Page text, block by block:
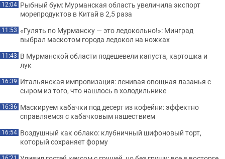
12:04 Рыбный бум: Мурманская область увеличила экспорт
морепродуктов в Китай в 2,5 раза
11:53 «Гулять по Мурманску — это ледокольно!»: Минград
выбрал маскотом города ледокол на ножках
11:43 В Мурманской области подешевели капуста, картошка и
лук
16:39 Итальянская импровизация: ленивая овощная лазанья с
сыром из того, что нашлось в холодильнике
16:36 Маскируем кабачки под десерт из кофейни: эффектно
справляемся с кабачковым нашествием
16:54 Воздушный как облако: клубничный шифоновый торт,
который сохраняет форму